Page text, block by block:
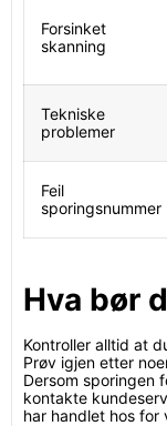
Forsinket
skanning
Tekniske
problemer
Feil
sporingsnummer
Hva bør
Kontroller alltid at
Prøv igjen etter
Dersom sporingen
kontakte
har handlet hos for